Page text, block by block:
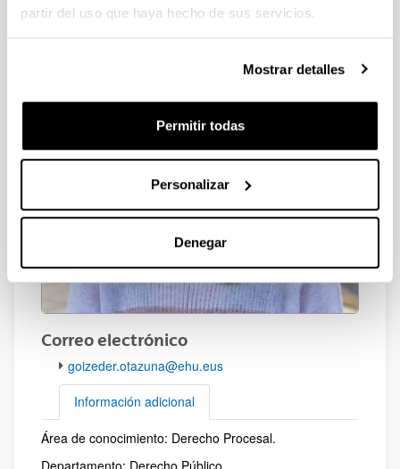
partir del uso que haya hecho de sus servicios.
Mostrar detalles
Permitir todas
Personalizar
Denegar
Correo electrónico
goizeder.otazuna@ehu.eus
Información adicional
Información adicional
Área de conocimiento: Derecho Procesal.
Departamento: Derecho Público.